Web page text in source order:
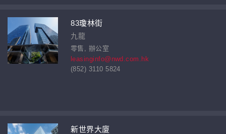
83瓊林街
九龍
零售, 辦公室
leasinginfo@nwd.com.hk
(852) 3110 5824
新世界大廈